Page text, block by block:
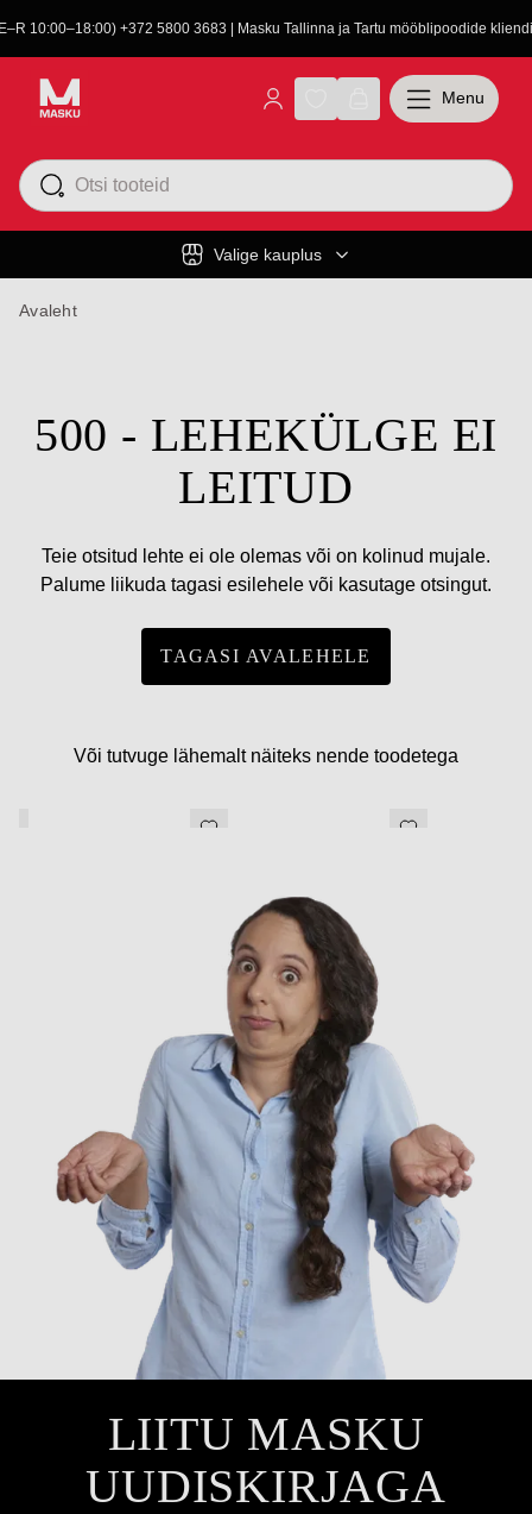
10:00–18:00) +372 5800 3683 | Masku Tallinna ja Tartu mööblipoodide
Valige kauplus
Menu
Avaleht
500 - LEHEKÜLGE EI
LEITUD
Teie otsitud lehte ei ole olemas või on kolinud mujale.
Palume liikuda tagasi esilehele või kasutage otsingut.
TAGASI AVALEHELE
Või tutvuge lähemalt näiteks nende toodetega
LIITU MASKU
UUDISKIRJAGA